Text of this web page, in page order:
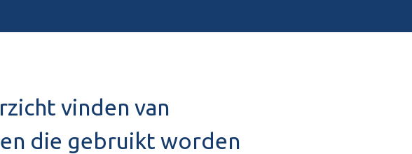
vinden van
die gebruikt worden